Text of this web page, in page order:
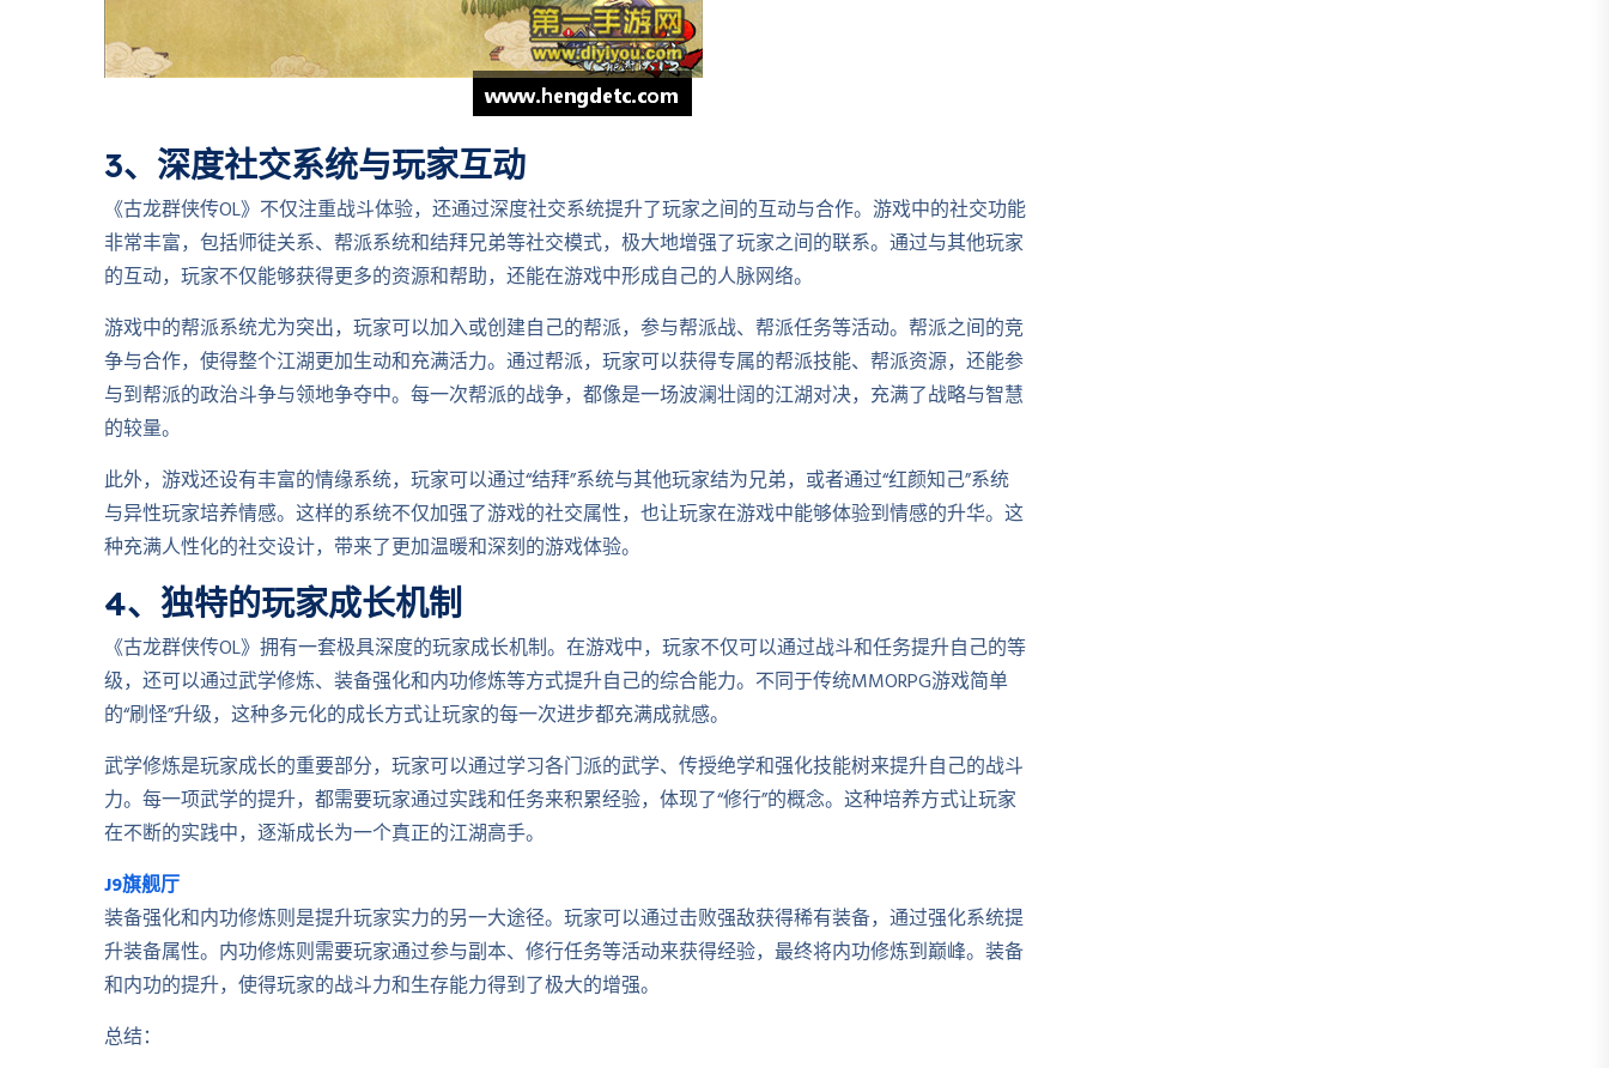
3、深度社交系统与玩家互动
《古龙群侠传OL》不仅注重战斗体验，还通过深度社交系统提升了玩家之间的互动与合作。游戏中的社交功能
非常丰富，包括师徒关系、帮派系统和结拜兄弟等社交模式，极大地增强了玩家之间的联系。通过与其他玩家
的互动，玩家不仅能够获得更多的资源和帮助，还能在游戏中形成自己的人脉网络。
游戏中的帮派系统尤为突出，玩家可以加入或创建自己的帮派，参与帮派战、帮派任务等活动。帮派之间的竞
争与合作，使得整个江湖更加生动和充满活力。通过帮派，玩家可以获得专属的帮派技能、帮派资源，还能参
与到帮派的政治斗争与领地争夺中。每一次帮派的战争，都像是一场波澜壮阔的江湖对决，充满了战略与智慧
的较量。
此外，游戏还设有丰富的情缘系统，玩家可以通过“结拜”系统与其他玩家结为兄弟，或者通过“红颜知己”系统
与异性玩家培养情感。这样的系统不仅加强了游戏的社交属性，也让玩家在游戏中能够体验到情感的升华。这
种充满人性化的社交设计，带来了更加温暖和深刻的游戏体验。
4、独特的玩家成长机制
《古龙群侠传OL》拥有一套极具深度的玩家成长机制。在游戏中，玩家不仅可以通过战斗和任务提升自己的等
级，还可以通过武学修炼、装备强化和内功修炼等方式提升自己的综合能力。不同于传统MMORPG游戏简单
的“刷怪”升级，这种多元化的成长方式让玩家的每一次进步都充满成就感。
武学修炼是玩家成长的重要部分，玩家可以通过学习各门派的武学、传授绝学和强化技能树来提升自己的战斗
力。每一项武学的提升，都需要玩家通过实践和任务来积累经验，体现了“修行”的概念。这种培养方式让玩家
在不断的实践中，逐渐成长为一个真正的江湖高手。
J9旗舰厅
装备强化和内功修炼则是提升玩家实力的另一大途径。玩家可以通过击败强敌获得稀有装备，通过强化系统提
升装备属性。内功修炼则需要玩家通过参与副本、修行任务等活动来获得经验，最终将内功修炼到巅峰。装备
和内功的提升，使得玩家的战斗力和生存能力得到了极大的增强。
总结：